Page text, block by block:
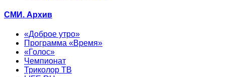
СМИ. Архив
«Доброе утро»
Программа «Время»
«Голос»
Чемпионат
Триколор ТВ